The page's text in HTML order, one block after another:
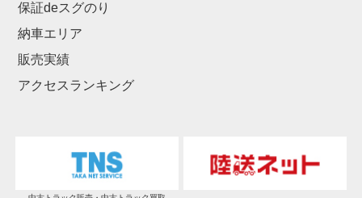
保証deスグのり
納車エリア
販売実績
アクセスランキング